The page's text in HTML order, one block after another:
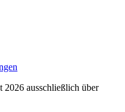
ausschließlich über